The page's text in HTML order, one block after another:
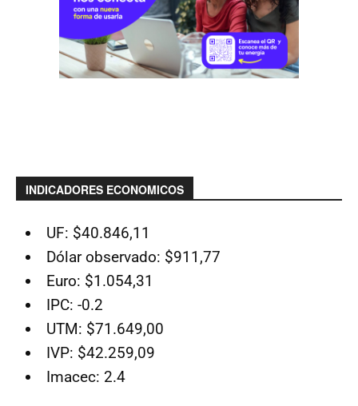
INDICADORES ECONOMICOS
UF: $40.846,11
Dólar observado: $911,77
Euro: $1.054,31
IPC: -0.2
UTM: $71.649,00
IVP: $42.259,09
Imacec: 2.4